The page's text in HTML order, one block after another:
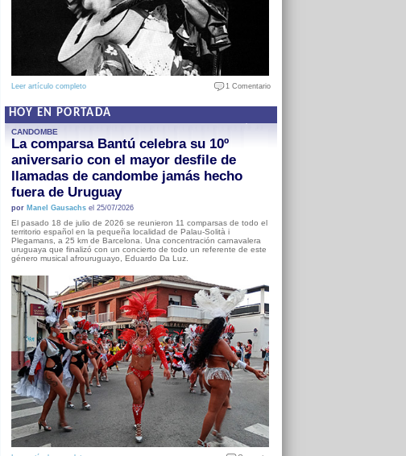
Leer artículo completo 1 Comentario
HOY EN PORTADA
CANDOMBE
La comparsa Bantú celebra su 10º
aniversario con el mayor desfile de
llamadas de candombe jamás hecho
fuera de Uruguay
por Manel Gausachsel 25/07/2026
El pasado 18 de julio de 2026 se reunieron 11 comparsas de todo el
territorio español en la pequeña localidad de Palau-Solità i
Plegamans, a 25 km de Barcelona. Una concentración carnavalera
uruguaya que finalizó con un concierto de todo un referente de este
género musical afrouruguayo, Eduardo Da Luz.